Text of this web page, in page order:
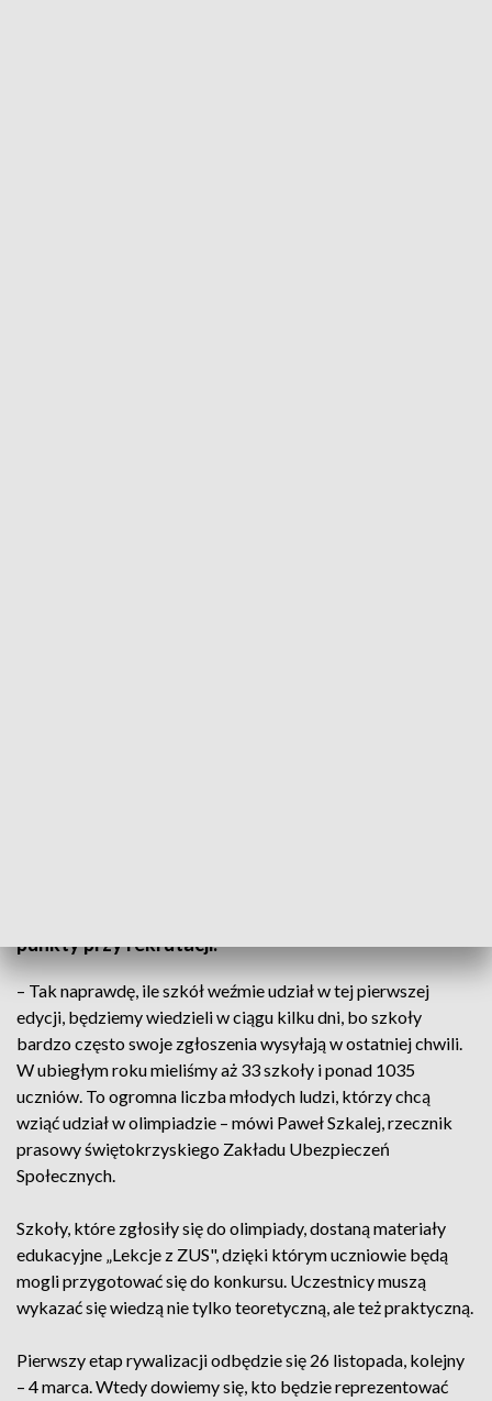
punkty przy rekrutacji.
– Tak naprawdę, ile szkół weźmie udział w tej pierwszej
edycji, będziemy wiedzieli w ciągu kilku dni, bo szkoły
bardzo często swoje zgłoszenia wysyłają w ostatniej chwili.
W ubiegłym roku mieliśmy aż 33 szkoły i ponad 1035
uczniów. To ogromna liczba młodych ludzi, którzy chcą
wziąć udział w olimpiadzie – mówi Paweł Szkalej, rzecznik
prasowy świętokrzyskiego Zakładu Ubezpieczeń
Społecznych.
Szkoły, które zgłosiły się do olimpiady, dostaną materiały
edukacyjne „Lekcje z ZUS", dzięki którym uczniowie będą
mogli przygotować się do konkursu. Uczestnicy muszą
wykazać się wiedzą nie tylko teoretyczną, ale też praktyczną.
Pierwszy etap rywalizacji odbędzie się 26 listopada, kolejny
– 4 marca. Wtedy dowiemy się, kto będzie reprezentować